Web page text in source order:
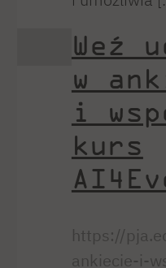
Weź
w
i
kurs
https://
ankiecie-i-